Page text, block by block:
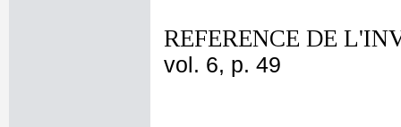
REFERENCE DE
vol. 6, p. 49